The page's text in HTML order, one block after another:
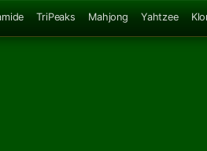
TriPeaks Mahjong Yahtzee